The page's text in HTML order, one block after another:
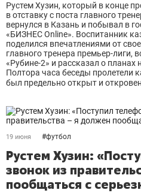
Рустем Хузин, который в конце
в отставку с поста главного
вернулся в Казань и побывал в
«БИЗНЕС Online». Воспитанник
поделился впечатлениями от
главного тренера премьер-лиги,
«Рубине-2» и рассказал о
Полтора часа беседы пролетели
был предельно открыт и
19 июня #футбол
Рустем Хузин:
звонок из
пообщаться с